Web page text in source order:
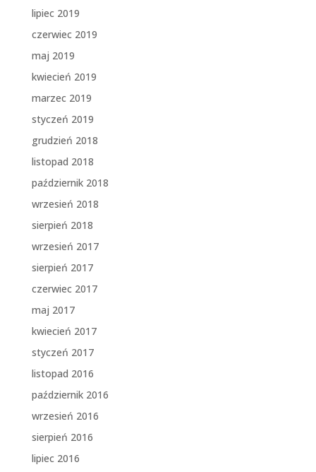
lipiec 2019
czerwiec 2019
maj 2019
kwiecień 2019
marzec 2019
styczeń 2019
grudzień 2018
listopad 2018
październik 2018
wrzesień 2018
sierpień 2018
wrzesień 2017
sierpień 2017
czerwiec 2017
maj 2017
kwiecień 2017
styczeń 2017
listopad 2016
październik 2016
wrzesień 2016
sierpień 2016
lipiec 2016